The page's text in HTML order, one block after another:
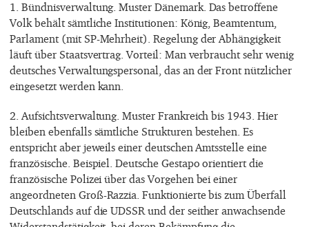
1. Bündnisverwaltung. Muster Dänemark. Das betroffene
Volk behält sämtliche Institutionen: König, Beamtentum,
Parlament (mit SP-Mehrheit). Regelung der Abhängigkeit
läuft über Staatsvertrag. Vorteil: Man verbraucht sehr wenig
deutsches Verwaltungspersonal, das an der Front nützlicher
eingesetzt werden kann.
2. Aufsichtsverwaltung. Muster Frankreich bis 1943. Hier
bleiben ebenfalls sämtliche Strukturen bestehen. Es
entspricht aber jeweils einer deutschen Amtsstelle eine
französische. Beispiel. Deutsche Gestapo orientiert die
französische Polizei über das Vorgehen bei einer
angeordneten Groß-Razzia. Funktionierte bis zum Überfall
Deutschlands auf die UDSSR und der seither anwachsende